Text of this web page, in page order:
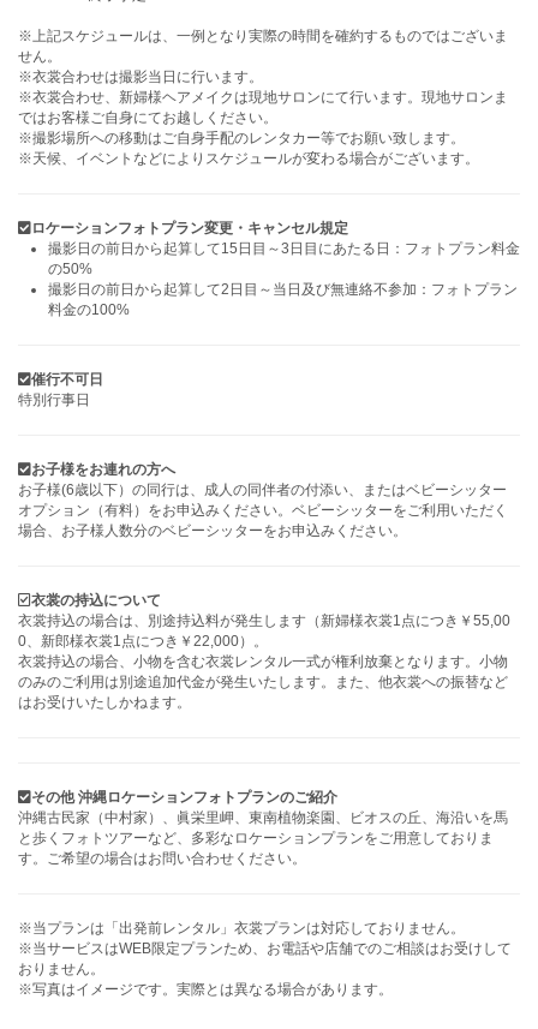
※上記スケジュールは、一例となり実際の時間を確約するものではございま
せん。
※衣裳合わせは撮影当日に行います。
※衣裳合わせ、新婦様ヘアメイクは現地サロンにて行います。現地サロンま
ではお客様ご自身にてお越しください。
※撮影場所への移動はご自身手配のレンタカー等でお願い致します。
※天候、イベントなどによりスケジュールが変わる場合がございます。
ロケーションフォトプラン変更・キャンセル規定
撮影日の前日から起算して15日目～3日目にあたる日：フォトプラン料金
の50%
撮影日の前日から起算して2日目～当日及び無連絡不参加：フォトプラン
料金の100%
催行不可日
特別行事日
お子様をお連れの方へ
お子様(6歳以下）の同行は、成人の同伴者の付添い、またはベビーシッター
オプション（有料）をお申込みください。ベビーシッターをご利用いただく
場合、お子様人数分のベビーシッターをお申込みください。
衣裳の持込について
衣裳持込の場合は、別途持込料が発生します（新婦様衣裳1点につき￥55,00
0、新郎様衣裳1点につき￥22,000）。
衣裳持込の場合、小物を含む衣裳レンタル一式が権利放棄となります。小物
のみのご利用は別途追加代金が発生いたします。また、他衣裳への振替など
はお受けいたしかねます。
その他 沖縄ロケーションフォトプランのご紹介
沖縄古民家（中村家）、眞栄里岬、東南植物楽園、ビオスの丘、海沿いを馬
と歩くフォトツアーなど、多彩なロケーションプランをご用意しておりま
す。ご希望の場合はお問い合わせください。
※当プランは「出発前レンタル」衣裳プランは対応しておりません。
※当サービスはWEB限定プランため、お電話や店舗でのご相談はお受けして
おりません。
※写真はイメージです。実際とは異なる場合があります。